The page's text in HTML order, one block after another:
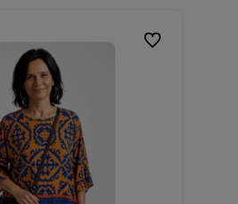
Do ulubionych